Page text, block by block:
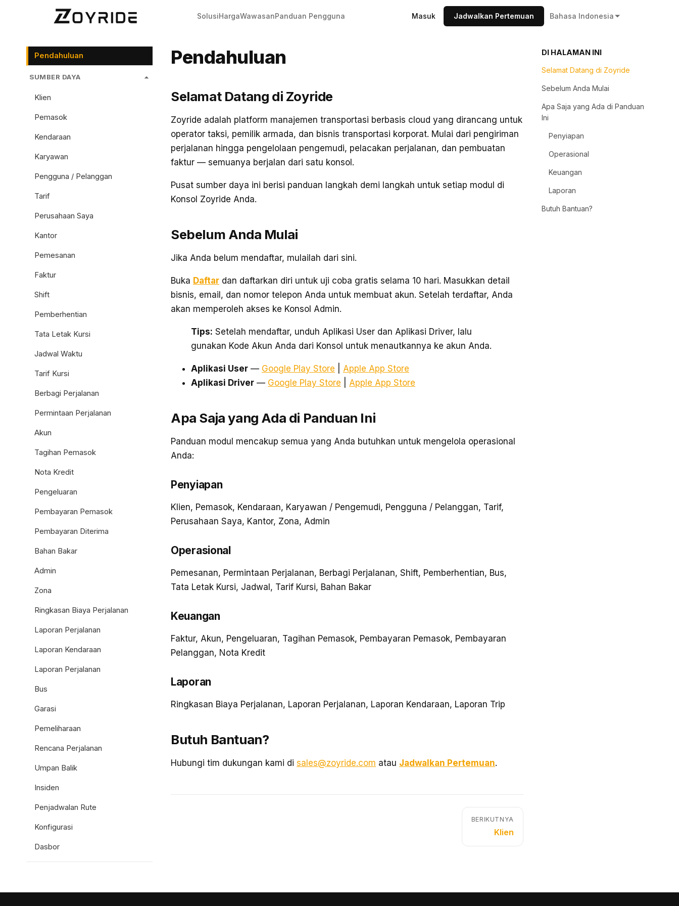
SolusiHargaWawasanPanduan Pengguna Masuk Jadwalkan Pertemuan Bahasa Indonesia
Pendahuluan
SUMBER DAYA
Klien
Pemasok
Kendaraan
Karyawan
Pengguna / Pelanggan
Tarif
Perusahaan Saya
Kantor
Pemesanan
Faktur
Shift
Pemberhentian
Tata Letak Kursi
Jadwal Waktu
Tarif Kursi
Berbagi Perjalanan
Permintaan Perjalanan
Akun
Tagihan Pemasok
Nota Kredit
Pengeluaran
Pembayaran Pemasok
Pembayaran Diterima
Bahan Bakar
Admin
Zona
Ringkasan Biaya Perjalanan
Laporan Perjalanan
Laporan Kendaraan
Laporan Perjalanan
Bus
Garasi
Pemeliharaan
Rencana Perjalanan
Umpan Balik
Insiden
Penjadwalan Rute
Konfigurasi
Dasbor
Pendahuluan
Selamat Datang di Zoyride
Zoyride adalah platform manajemen transportasi berbasis cloud yang dirancang untuk
operator taksi, pemilik armada, dan bisnis transportasi korporat. Mulai dari pengiriman
perjalanan hingga pengelolaan pengemudi, pelacakan perjalanan, dan pembuatan
faktur — semuanya berjalan dari satu konsol.
Pusat sumber daya ini berisi panduan langkah demi langkah untuk setiap modul di
Konsol Zoyride Anda.
Sebelum Anda Mulai
Jika Anda belum mendaftar, mulailah dari sini.
Buka Daftar dan daftarkan diri untuk uji coba gratis selama 10 hari. Masukkan detail
bisnis, email, dan nomor telepon Anda untuk membuat akun. Setelah terdaftar, Anda
akan memperoleh akses ke Konsol Admin.
Tips: Setelah mendaftar, unduh Aplikasi User dan Aplikasi Driver, lalu
gunakan Kode Akun Anda dari Konsol untuk menautkannya ke akun Anda.
Aplikasi User — Google Play Store
Apple App Store
Aplikasi Driver — Google Play Store Apple App Store
Apa Saja yang Ada di Panduan Ini
Panduan modul mencakup semua yang Anda butuhkan untuk mengelola operasional
Anda:
Penyiapan
Klien, Pemasok, Kendaraan, Karyawan / Pengemudi, Pengguna / Pelanggan, Tarif,
Perusahaan Saya, Kantor, Zona, Admin
Operasional
Pemesanan, Permintaan Perjalanan, Berbagi Perjalanan, Shift, Pemberhentian, Bus,
Tata Letak Kursi, Jadwal, Tarif Kursi, Bahan Bakar
Keuangan
Faktur, Akun, Pengeluaran, Tagihan Pemasok, Pembayaran Pemasok, Pembayaran
Pelanggan, Nota Kredit
Laporan
Ringkasan Biaya Perjalanan, Laporan Perjalanan, Laporan Kendaraan, Laporan Trip
Butuh Bantuan?
Hubungi tim dukungan kami di sales@zoyride.com atau Jadwalkan Pertemuan.
BERIKUTNYA
Klien
DI HALAMAN INI
Selamat Datang di Zoyride
Sebelum Anda Mulai
Apa Saja yang Ada di Panduan
Ini
Penyiapan
Operasional
Keuangan
Laporan
Butuh Bantuan?